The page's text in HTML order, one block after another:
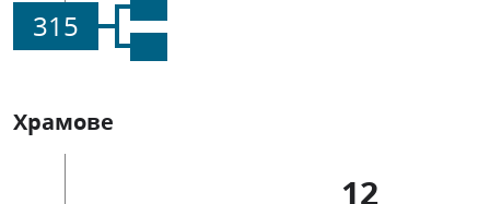
315
Храмове
12